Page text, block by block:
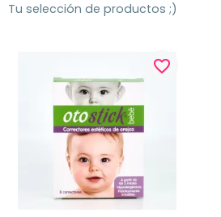
Tu selección de productos ;)
favorite_border